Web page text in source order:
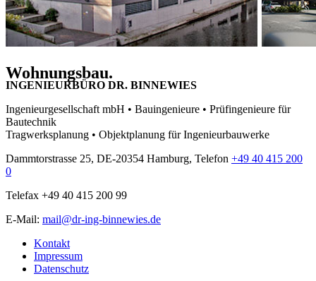
Wohnungsbau.
INGENIEURBÜRO DR. BINNEWIES
Ingenieurgesellschaft mbH • Bauingenieure • Prüfingenieure für
Bautechnik
Tragwerksplanung • Objektplanung für Ingenieurbauwerke
Dammtorstrasse 25, DE-20354 Hamburg, Telefon +49 40 415 200
0
Telefax +49 40 415 200 99
E-Mail: mail@dr-ing-binnewies.de
Kontakt
Impressum
Datenschutz